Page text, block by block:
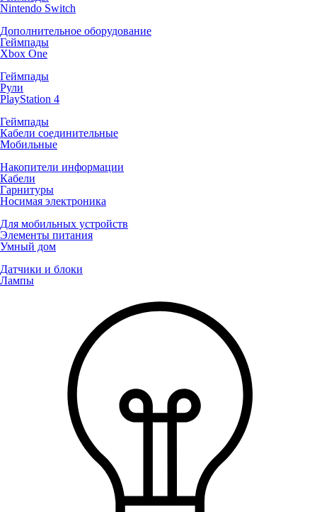
Nintendo Switch
Дополнительное оборудование
Геймпады
Xbox One
Геймпады
Рули
PlayStation 4
Геймпады
Кабели соединительные
Мобильные
Накопители информации
Кабели
Гарнитуры
Носимая электроника
Для мобильных устройств
Элементы питания
Умный дом
Датчики и блоки
Лампы